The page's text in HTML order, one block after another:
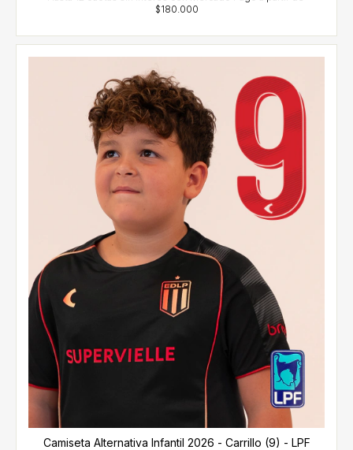
Camiseta Alternativa Infantil 2026 - Carrillo (9) - LPF